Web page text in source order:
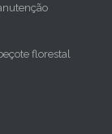
florestal